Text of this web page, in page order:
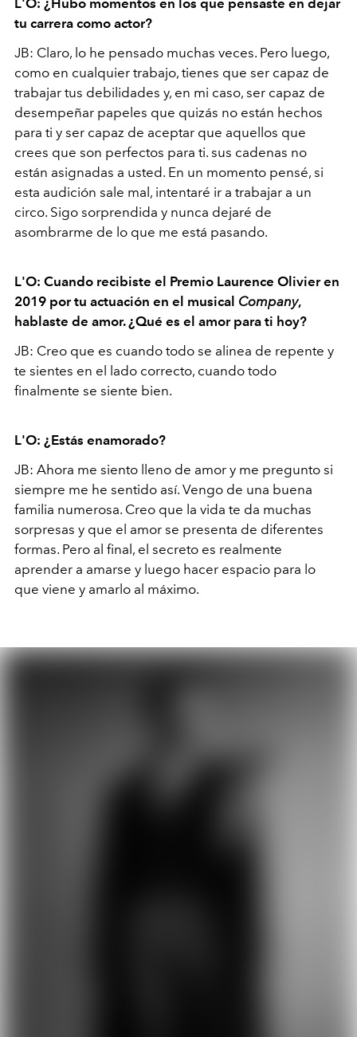
L'O: ¿Hubo momentos en los que pensaste en dejar
tu carrera como actor?
JB: Claro, lo he pensado muchas veces. Pero luego,
como en cualquier trabajo, tienes que ser capaz de
trabajar tus debilidades y, en mi caso, ser capaz de
desempeñar papeles que quizás no están hechos
para ti y ser capaz de aceptar que aquellos que
crees que son perfectos para ti. sus cadenas no
están asignadas a usted. En un momento pensé, si
esta audición sale mal, intentaré ir a trabajar a un
circo. Sigo sorprendida y nunca dejaré de
asombrarme de lo que me está pasando.
L'O: Cuando recibiste el Premio Laurence Olivier en
2019 por tu actuación en el musical Company,
hablaste de amor. ¿Qué es el amor para ti hoy?
JB: Creo que es cuando todo se alinea de repente y
te sientes en el lado correcto, cuando todo
finalmente se siente bien.
L'O: ¿Estás enamorado?
JB: Ahora me siento lleno de amor y me pregunto si
siempre me he sentido así. Vengo de una buena
familia numerosa. Creo que la vida te da muchas
sorpresas y que el amor se presenta de diferentes
formas. Pero al final, el secreto es realmente
aprender a amarse y luego hacer espacio para lo
que viene y amarlo al máximo.